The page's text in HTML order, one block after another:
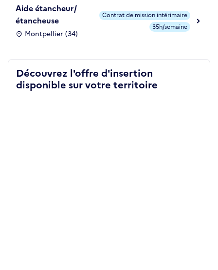
Aide étancheur/
étancheuse
Montpellier (34)
Contrat de mission intérimaire
35h/semaine
Découvrez l'offre d'insertion
disponible sur votre territoire